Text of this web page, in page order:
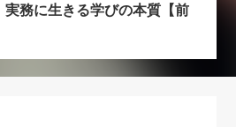
実務に生きる学びの本質【前